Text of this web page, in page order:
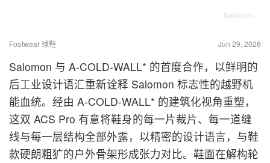
Salomon
Footwear 球鞋 Jun 29, 2026
Salomon 与 A-COLD-WALL* 的首度合作，以鲜明的
后工业设计语汇重新诠释 Salomon 标志性的越野机
能血统。经由 A-COLD-WALL* 的建筑化视角重塑，
这双 ACS Pro 有意将鞋身的每一片裁片、每一道缝
线与每一层结构全部外露，以精密的设计语言，与鞋
款硬朗粗犷的户外骨架形成张力对比。鞋面在解构轮